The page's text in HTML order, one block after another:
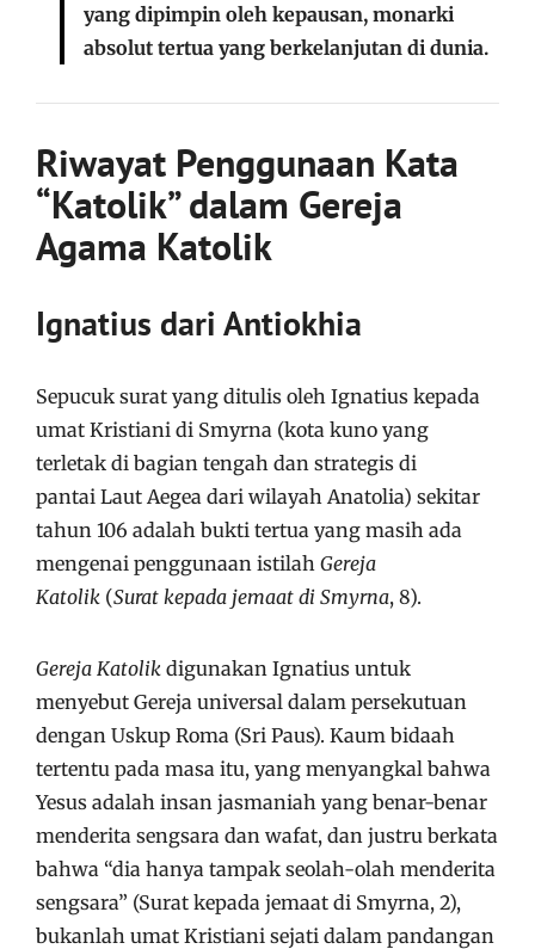
yang dipimpin oleh kepausan, monarki
absolut tertua yang berkelanjutan di dunia.
Riwayat Penggunaan Kata
“Katolik” dalam Gereja
Agama Katolik
Ignatius dari Antiokhia
Sepucuk surat yang ditulis oleh Ignatius kepada
umat Kristiani di Smyrna (kota kuno yang
terletak di bagian tengah dan strategis di
pantai Laut Aegea dari wilayah Anatolia) sekitar
tahun 106 adalah bukti tertua yang masih ada
mengenai penggunaan istilah Gereja
Katolik (Surat kepada jemaat di Smyrna, 8).
Gereja Katolik digunakan Ignatius untuk
menyebut Gereja universal dalam persekutuan
dengan Uskup Roma (Sri Paus). Kaum bidaah
tertentu pada masa itu, yang menyangkal bahwa
Yesus adalah insan jasmaniah yang benar-benar
menderita sengsara dan wafat, dan justru berkata
bahwa “dia hanya tampak seolah-olah menderita
sengsara” (Surat kepada jemaat di Smyrna, 2),
bukanlah umat Kristiani sejati dalam pandangan